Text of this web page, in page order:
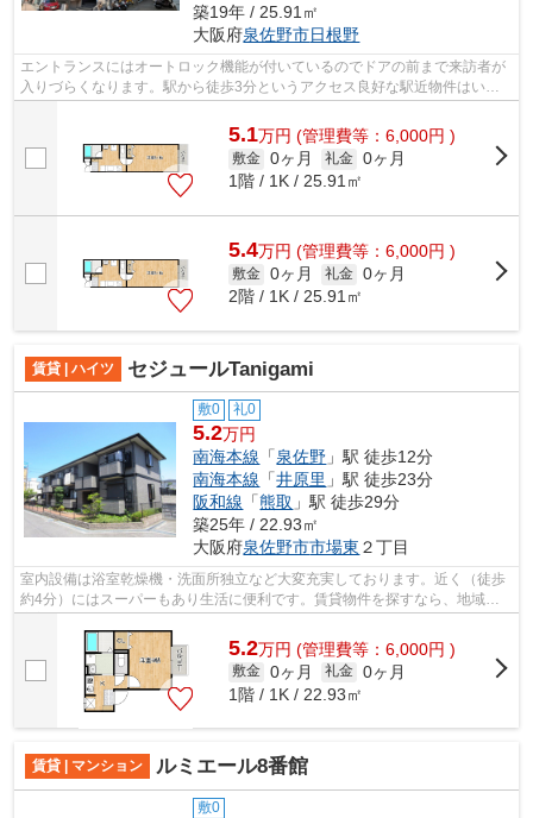
築19年 / 25.91㎡
大阪府泉佐野市日根野
エントランスにはオートロック機能が付いているのでドアの前まで来訪者が
入りづらくなります。駅から徒歩3分というアクセス良好な駅近物件はいか
がですか。ご要望や不明な点がございま...
5.1万円 (管理費等：6,000円 )
敷金 0ヶ月 礼金 0ヶ月
1階 / 1K / 25.91㎡
5.4万円 (管理費等：6,000円 )
敷金 0ヶ月 礼金 0ヶ月
2階 / 1K / 25.91㎡
賃貸 | ハイツ セジュールTanigami
敷0 礼0
5.2万円
南海本線 「泉佐野 」駅 徒歩12分
南海本線 「井原里 」駅 徒歩23分
阪和線 「熊取 」駅 徒歩29分
築25年 / 22.93㎡
大阪府泉佐野市市場東 ２丁目
室内設備は浴室乾燥機・洗面所独立など大変充実しております。近く（徒歩
約4分）にはスーパーもあり生活に便利です。賃貸物件を探すなら、地域に
5.2万円 (管理費等：6,000円 )
敷金 0ヶ月 礼金 0ヶ月
1階 / 1K / 22.93㎡
賃貸 | マンション ルミエール8番館
敷0